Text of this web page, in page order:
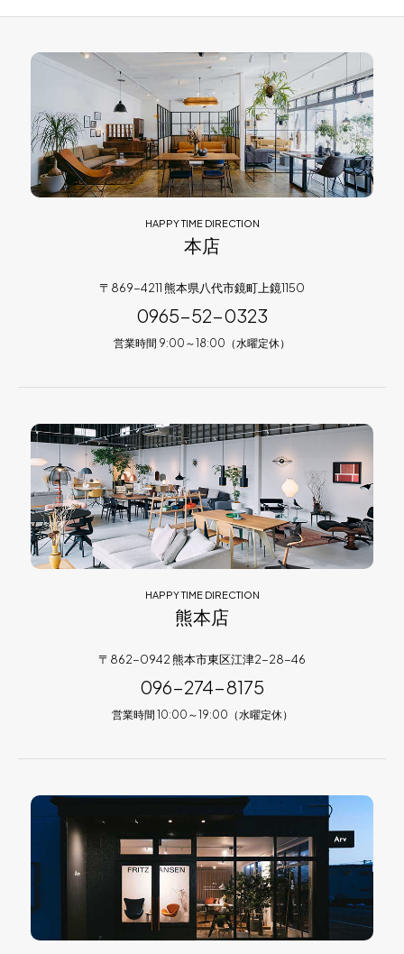
HAPPY TIME DIRECTION
本店
〒869-4211 熊本県八代市鏡町上鏡1150
0965-52-0323
営業時間 9:00～18:00（水曜定休）
HAPPY TIME DIRECTION
熊本店
〒862-0942 熊本市東区江津2-28-46
096-274-8175
営業時間 10:00～19:00（水曜定休）